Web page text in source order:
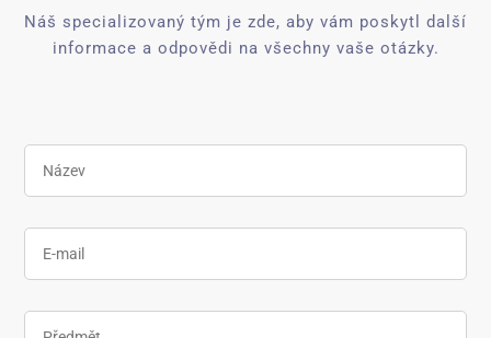
Náš specializovaný tým je zde, aby vám poskytl další
informace a odpovědi na všechny vaše otázky.